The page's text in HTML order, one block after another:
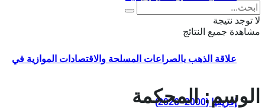
علاقة الذهب بالصراعات المسلحة والاقتصادات الموازية في
إفريقيا (2000–2026)
لا توجد نتيجة
مشاهدة جميع النتائج
الوسم:المحكمة